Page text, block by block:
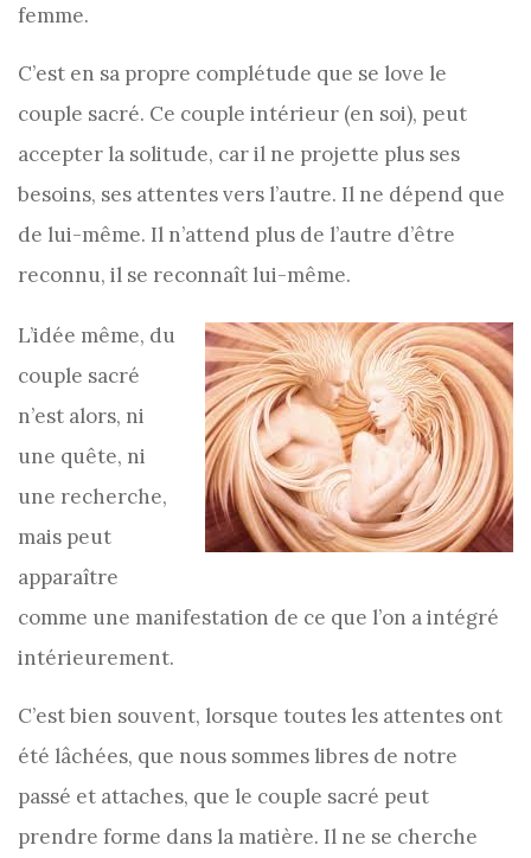
femme.
C’est en sa propre complétude que se love le
couple sacré. Ce couple intérieur (en soi), peut
accepter la solitude, car il ne projette plus ses
besoins, ses attentes vers l’autre. Il ne dépend que
de lui-même. Il n’attend plus de l’autre d’être
reconnu, il se reconnaît lui-même.
L’idée même, du
couple sacré
n’est alors, ni
une quête, ni
une recherche,
mais peut
apparaître
comme une manifestation de ce que l’on a intégré
intérieurement.
C’est bien souvent, lorsque toutes les attentes ont
été lâchées, que nous sommes libres de notre
passé et attaches, que le couple sacré peut
prendre forme dans la matière. Il ne se cherche